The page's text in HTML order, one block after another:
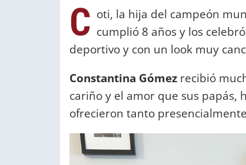
C oti, la hija del campeón
cumplió 8 años y los
deportivo y con un look muy
Constantina Gómez recibió
cariño y el amor que sus papás,
ofrecieron tanto